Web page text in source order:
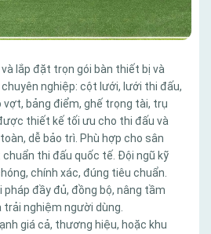
lắp đặt trọn gói bàn thiết bị và
nghiệp: cột lưới, lưới thi đấu,
vợt, bảng điểm, ghế trọng tài, trụ
thiết kế tối ưu cho thi đấu và
dễ bảo trì. Phù hợp cho sân
thi đấu quốc tế. Đội ngũ kỹ
chính xác, đúng tiêu chuẩn.
đầy đủ, đồng bộ, nâng tầm
nghiệm người dùng.
giá cả, thương hiệu, hoặc khu